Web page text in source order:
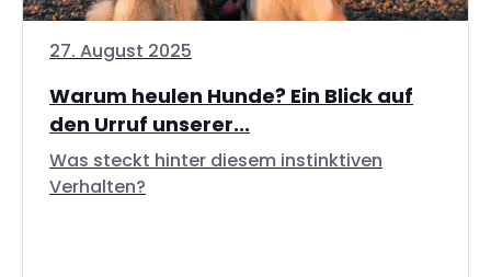
27. August 2025
Warum heulen Hunde? Ein Blick auf
den Urruf unserer...
Was steckt hinter diesem instinktiven
Verhalten?